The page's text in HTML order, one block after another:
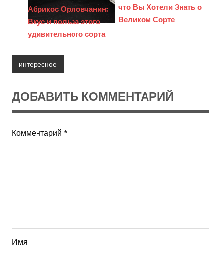
Абрикос Орловчанин:
Вкус и польза этого
удивительного сорта
что Вы Хотели Знать о
Великом Сорте
интересное
ДОБАВИТЬ КОММЕНТАРИЙ
Комментарий *
Имя